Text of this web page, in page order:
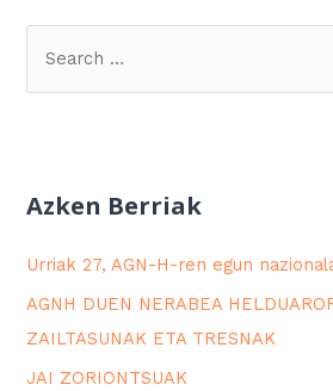
Azken Berriak
Urriak 27, AGN-H-ren egun
AGNH DUEN NERABEA
ZAILTASUNAK ETA TRESNAK
JAI ZORIONTSUAK